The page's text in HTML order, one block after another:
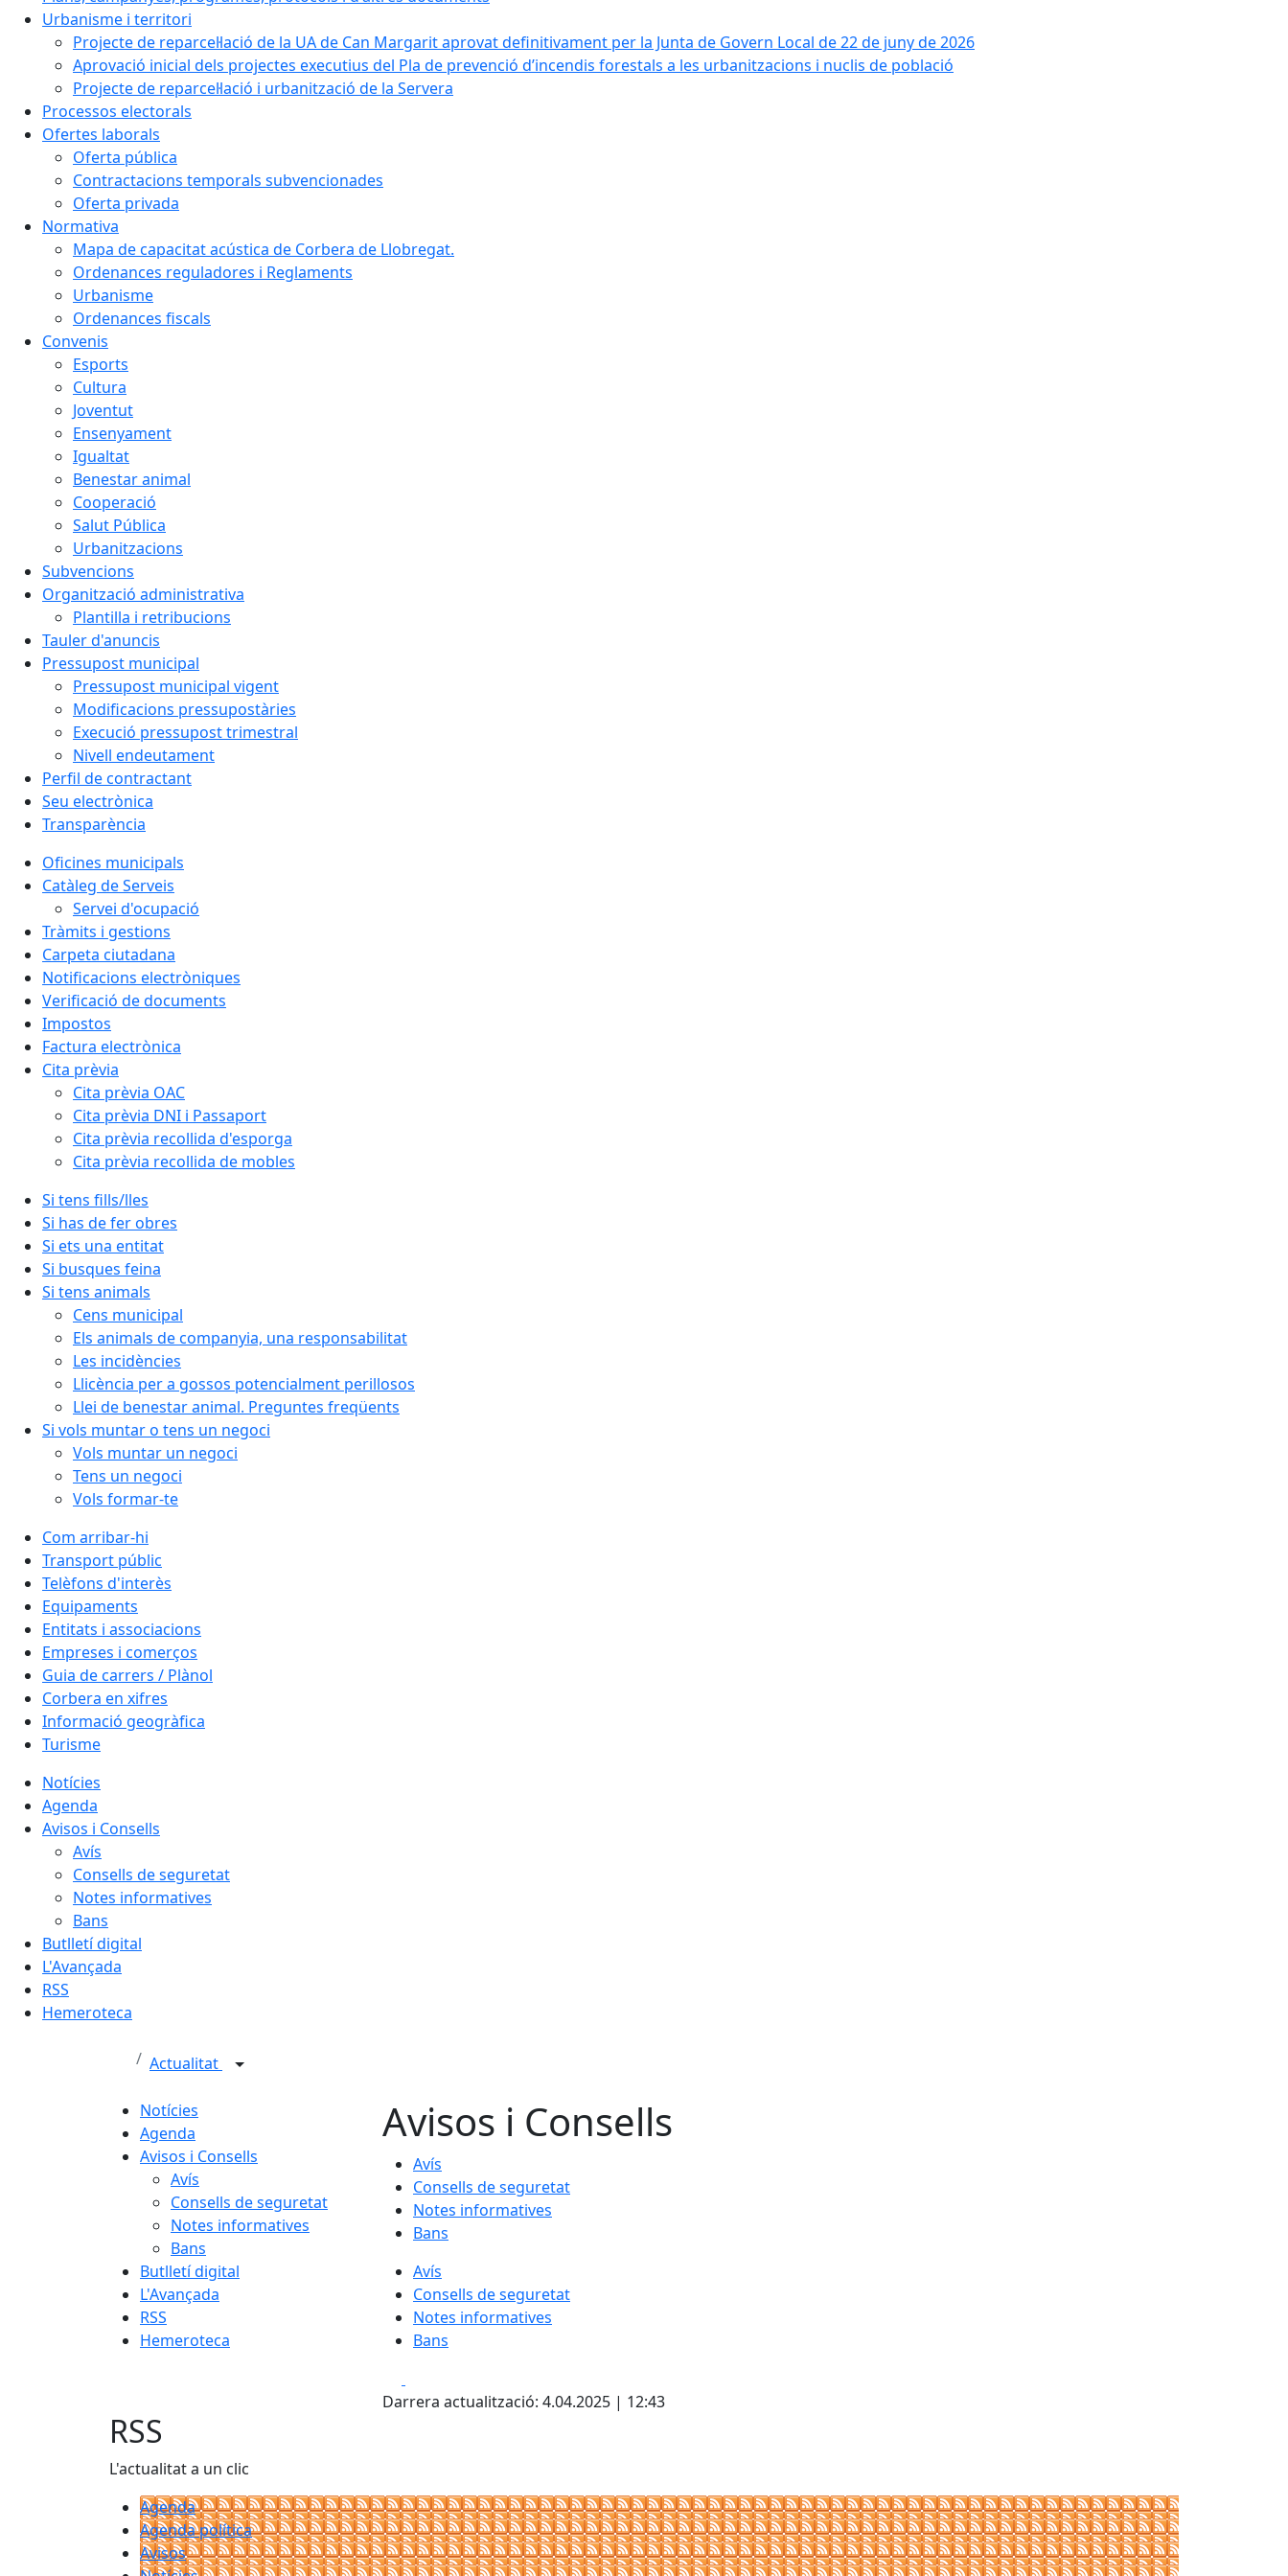
Urbanisme i territori
Projecte de reparcel·lació de la UA de Can Margarit aprovat definitivament per la Junta de Govern Local de 22 de juny de 2026
Aprovació inicial dels projectes executius del Pla de prevenció d’incendis forestals a les urbanitzacions i nuclis de població
Projecte de reparcel·lació i urbanització de la Servera
Processos electorals
Ofertes laborals
Oferta pública
Contractacions temporals subvencionades
Oferta privada
Normativa
Mapa de capacitat acústica de Corbera de Llobregat.
Ordenances reguladores i Reglaments
Urbanisme
Ordenances fiscals
Convenis
Esports
Cultura
Joventut
Ensenyament
Igualtat
Benestar animal
Cooperació
Salut Pública
Urbanitzacions
Subvencions
Organització administrativa
Plantilla i retribucions
Tauler d'anuncis
Pressupost municipal
Pressupost municipal vigent
Modificacions pressupostàries
Execució pressupost trimestral
Nivell endeutament
Perfil de contractant
Seu electrònica
Transparència
Oficines municipals
Catàleg de Serveis
Servei d'ocupació
Tràmits i gestions
Carpeta ciutadana
Notificacions electròniques
Verificació de documents
Impostos
Factura electrònica
Cita prèvia
Cita prèvia OAC
Cita prèvia DNI i Passaport
Cita prèvia recollida d'esporga
Cita prèvia recollida de mobles
Si tens fills/lles
Si has de fer obres
Si ets una entitat
Si busques feina
Si tens animals
Cens municipal
Els animals de companyia, una responsabilitat
Les incidències
Llicència per a gossos potencialment perillosos
Llei de benestar animal. Preguntes freqüents
Si vols muntar o tens un negoci
Vols muntar un negoci
Tens un negoci
Vols formar-te
Com arribar-hi
Transport públic
Telèfons d'interès
Equipaments
Entitats i associacions
Empreses i comerços
Guia de carrers / Plànol
Corbera en xifres
Informació geogràfica
Turisme
Notícies
Agenda
Avisos i Consells
Avís
Consells de seguretat
Notes informatives
Bans
Butlletí digital
L'Avançada
RSS
Hemeroteca
Actualitat
Notícies
Agenda
Avisos i Consells
Avís
Consells de seguretat
Notes informatives
Bans
Butlletí digital
L'Avançada
RSS
Hemeroteca
Avisos i Consells
Avís
Consells de seguretat
Notes informatives
Bans
Avís
Consells de seguretat
Notes informatives
Bans
Darrera actualització: 4.04.2025 | 12:43
RSS
L'actualitat a un clic
Agenda
Agenda política
Avisos